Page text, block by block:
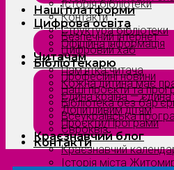
Історія бібліотеки
Контакти
Структура бібліотеки
Офіційна інформація
Читачам
Пам’ятка читача
Кожна дитина має
Єдина країна — єдина
Допитливим дітям
Проєкти/Програми
Краєзнавчий блог
Краєзнавчий
Історія міста
Наші платформи
Цифрова освіта
Безпечний інтернет
Цифровий хаб
Бібліотекарю
Професійні новини
Наші проєкти та
Бібліотека без
Всеукраїнська
Євроквіз
Контакти